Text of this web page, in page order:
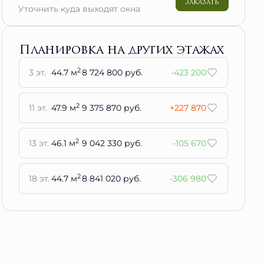
Уточнить куда выходят окна
Планировка на других этажах
3 эт. 44.7 м28 724 800 руб. -423 200
11 эт. 47.9 м2 9 375 870 руб. +227 870
13 эт. 46.1 м2 9 042 330 руб. -105 670
18 эт. 44.7 м28 841 020 руб. -306 980